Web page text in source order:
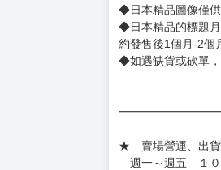
◆日本精品圖像僅供
◆日本精品的標題月
約發售後1個月-2個
◆如遇缺貨或砍單，
★ 賣場營運、出貨
週一～週五 １０